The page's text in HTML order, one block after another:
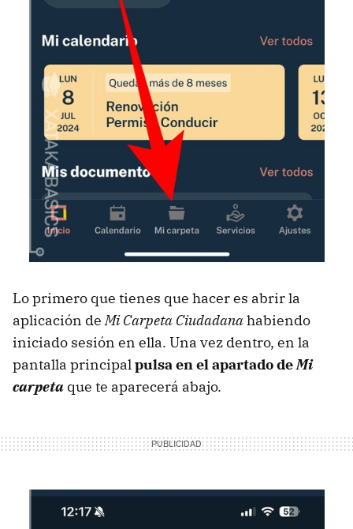
Lo primero que tienes que hacer es abrir la
aplicación deMi Carpeta Ciudadanahabiendo
iniciado sesión en ella. Una vez dentro, en la
pantalla principalpulsa en el apartado deMi
carpeta que te aparecerá abajo.